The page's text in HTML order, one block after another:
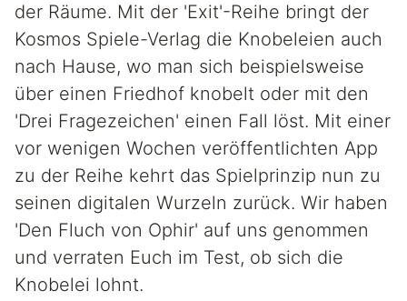
der Räume. Mit der 'Exit'-Reihe bringt der
Kosmos Spiele-Verlag die Knobeleien auch
nach Hause, wo man sich beispielsweise
über einen Friedhof knobelt oder mit den
'Drei Fragezeichen' einen Fall löst. Mit einer
vor wenigen Wochen veröffentlichten App
zu der Reihe kehrt das Spielprinzip nun zu
seinen digitalen Wurzeln zurück. Wir haben
'Den Fluch von Ophir' auf uns genommen
und verraten Euch im Test, ob sich die
Knobelei lohnt.